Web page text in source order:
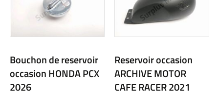
Bouchon de reservoir
occasion HONDA PCX
2026
Reservoir occasion
ARCHIVE MOTOR
CAFE RACER 2021